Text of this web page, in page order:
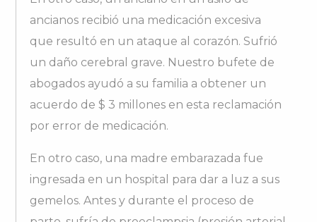
ancianos recibió una medicación excesiva
que resultó en un ataque al corazón. Sufrió
un daño cerebral grave. Nuestro bufete de
abogados ayudó a su familia a obtener un
acuerdo de $ 3 millones en esta reclamación
por error de medicación.
En otro caso, una madre embarazada fue
ingresada en un hospital para dar a luz a sus
gemelos. Antes y durante el proceso de